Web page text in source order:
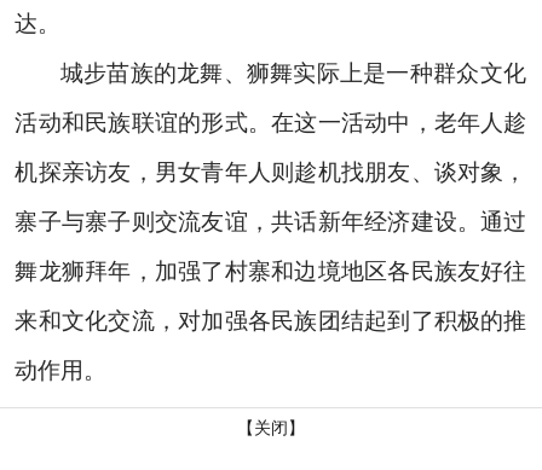
达。
城步苗族的龙舞、狮舞实际上是一种群众文化
活动和民族联谊的形式。在这一活动中，老年人趁
机探亲访友，男女青年人则趁机找朋友、谈对象，
寨子与寨子则交流友谊，共话新年经济建设。通过
舞龙狮拜年，加强了村寨和边境地区各民族友好往
来和文化交流，对加强各民族团结起到了积极的推
动作用。
【关闭】